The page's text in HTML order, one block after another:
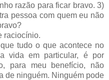
razão para ficar bravo. 3)
pessoa com quem eu não
raciocínio.
tudo o que acontece no
vida em particular, é por
para meu benefício, não
de ninguém. Ninguém pode